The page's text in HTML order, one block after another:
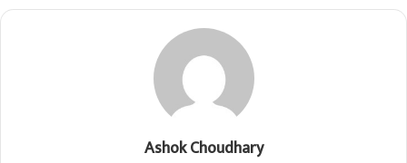
Ashok Choudhary